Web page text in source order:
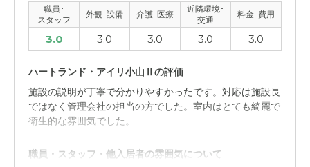
職員･
スタッフ
外観･設備 介護･医療
近隣環境･
交通
料金･費用
3.0 3.0 3.0 3.0 3.0
ハートランド・アイリ小山Ⅱの評価
施設の説明が丁寧で分かりやすかったです。対応は施設長
ではなく管理会社の担当の方でした。室内はとても綺麗で
衛生的な雰囲気でした。
職員・スタッフ・他入居者の雰囲気について